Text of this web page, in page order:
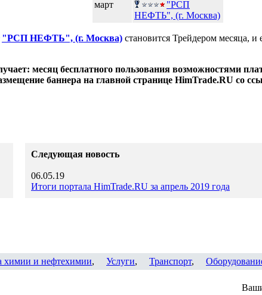
март
"РСП
НЕФТЬ", (г. Москва)
"РСП НЕФТЬ", (г. Москва) становится Трейдером месяца, и
месяц бесплатного пользования возможностями
баннера на главной странице HimTrade.RU со
Следующая новость
06.05.19
Итоги портала HimTrade.RU за апрель 2019 года
химии и нефтехимии, Услуги, Транспорт,